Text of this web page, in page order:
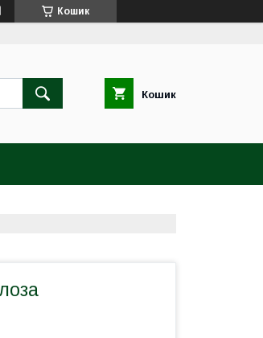
Кошик
Кошик